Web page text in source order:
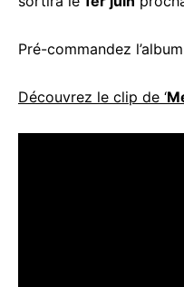
Pré-commandez
Découvrez le clip de ‘